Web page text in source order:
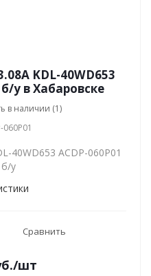
KDL-40WD653
у в Хабаровске
в наличии (1)
060P01
40WD653 ACDP-060P01
у
Сравнить
/шт